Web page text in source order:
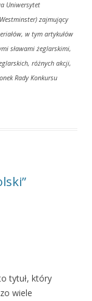
Uniwersytet
) zajmujący
w tym artykułów
sławami żeglarskimi,
różnych akcji,
Rady Konkursu
tytuł, który
wiele